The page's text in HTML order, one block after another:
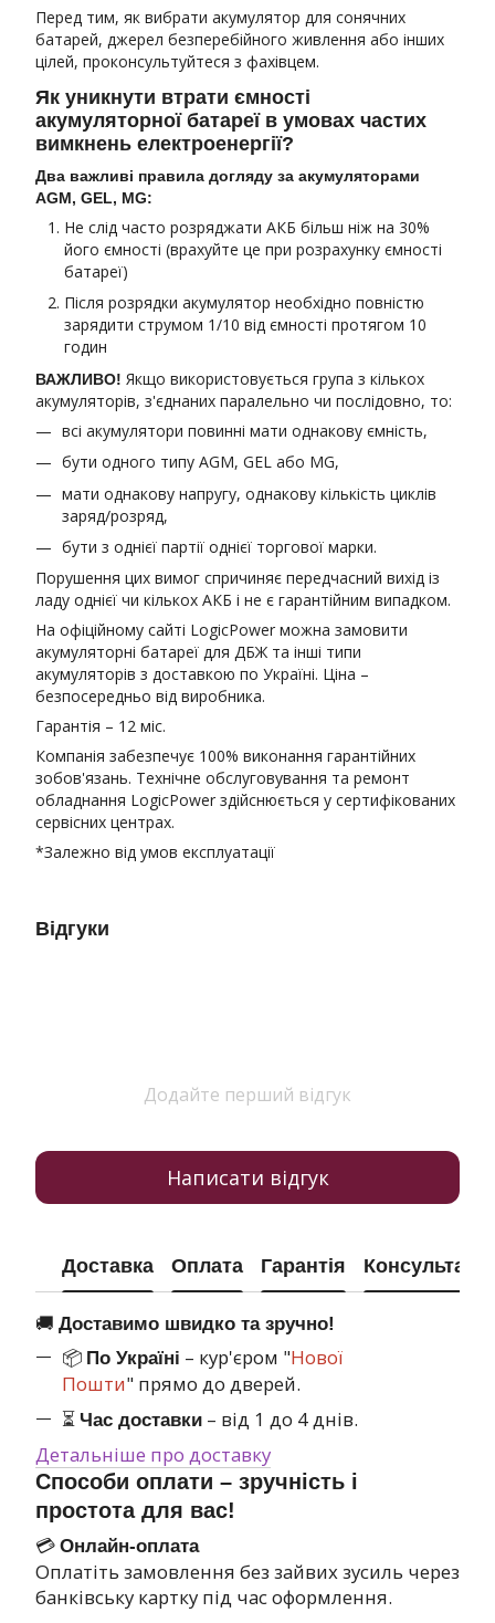
Перед тим, як вибрати акумулятор для сонячних
батарей, джерел безперебійного живлення або інших
цілей, проконсультуйтеся з фахівцем.
Як уникнути втрати ємності
акумуляторної батареї в умовах частих
вимкнень електроенергії?
Два важливі правила догляду за акумуляторами
AGM, GEL, MG:
Не слід часто розряджати АКБ більш ніж на 30%
його ємності (врахуйте це при розрахунку ємності
батареї)
Після розрядки акумулятор необхідно повністю
зарядити струмом 1/10 від ємності протягом 10
годин
ВАЖЛИВО! Якщо використовується група з кількох
акумуляторів, з'єднаних паралельно чи послідовно, то:
всі акумулятори повинні мати однакову ємність,
бути одного типу AGM, GEL або MG,
мати однакову напругу, однакову кількість циклів
заряд/розряд,
бути з однієї партії однієї торгової марки.
Порушення цих вимог спричиняє передчасний вихід із
ладу однієї чи кількох АКБ і не є гарантійним випадком.
На офіційному сайті LogicPower можна замовити
акумуляторні батареї для ДБЖ та інші типи
акумуляторів з доставкою по Україні. Ціна –
безпосередньо від виробника.
Гарантія – 12 міс.
Компанія забезпечує 100% виконання гарантійних
зобов'язань. Технічне обслуговування та ремонт
обладнання LogicPower здійснюється у сертифікованих
сервісних центрах.
*Залежно від умов експлуатації
Відгуки
Додайте перший відгук
Написати відгук
Доставка Оплата Гарантія Консультація
🚚 Доставимо швидко та зручно!
📦 По Україні – кур'єром "Нової
Пошти" прямо до дверей.
⏳ Час доставки – від 1 до 4 днів.
Детальніше про доставку
Способи оплати – зручність і
простота для вас!
💳 Онлайн-оплата
Оплатіть замовлення без зайвих зусиль через
банківську картку під час оформлення.